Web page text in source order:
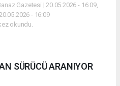
Gazetesi | 20.05.2026 - 16:09,
- 16:09
okundu.
SÜRÜCÜ ARANIYOR